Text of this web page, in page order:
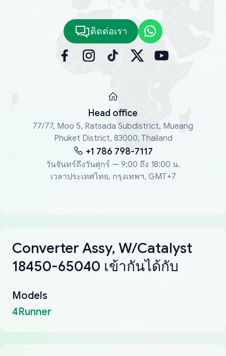
ติดต่อเรา
Head office
77/77, Moo 5, Ratsada Subdistrict, Mueang
Phuket District, 83000, Thailand
+1 786 798-7117
วันจันทร์ถึงวันศุกร์ — 9:00 ถึง 18:00 น.
เวลาประเทศไทย, กรุงเทพฯ, GMT+7
Converter Assy, W/Catalyst
18450-65040 เข้ากันได้กับ
Models
4Runner